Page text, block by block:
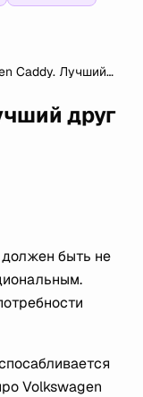
Caddy. Лучший
друг
быть не
Volkswagen